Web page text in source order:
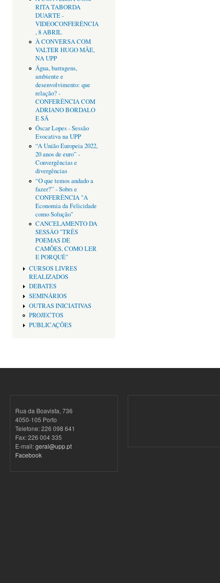
RITA TABORDA
DUARTE -
VIDEOCONFERÊNCIA
, 8 ABRIL
À CONVERSA COM
VALTER HUGO MÃE,
NA UPP
Água, barragens,
ambiente e
desenvolvimento: que
relação? -
CONFERÊNCIA COM
ADRIANO BORDALO
E SÁ
Óscar Lopes - Sessão
Evocativa na UPP
“A União Europeia 2022,
20 anos de euro” -
Convergências e
divergências
“O que temos andado a
fazer?” - Sobrs e
CONFERÊNCIA "A
Economia da Felicidade
como Solução"
CANCELAMENTO DA
SESSÂO "TRÊS
POEMAS DE
CAMÕES, COMO LER
E PORQUÊ"
CURSOS LIVRES
REALIZADOS
DEBATES
SEMINÁRIOS
OUTRAS INICIATIVAS
PROJECTOS
PUBLICAÇÕES
Rua da Boavista, 736
4050-105 Porto
Telefone: 226 098 641
Fax: 226 004 335
E-mail:geral@upp.pt
Facebook